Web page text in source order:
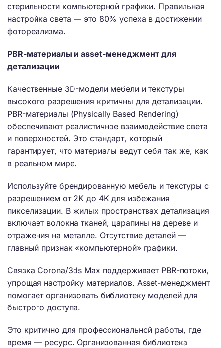
стерильности компьютерной графики. Правильная
настройка света — это 80% успеха в достижении
фотореализма.
PBR-материалы и asset-менеджмент для
детализации
Качественные 3D-модели мебели и текстуры
высокого разрешения критичны для детализации.
PBR-материалы (Physically Based Rendering)
обеспечивают реалистичное взаимодействие света
и поверхностей. Это стандарт, который
гарантирует, что материалы ведут себя так же, как
в реальном мире.
Используйте брендированную мебель и текстуры с
разрешением от 2K до 4K для избежания
пикселизации. В жилых пространствах детализация
включает волокна тканей, царапины на дереве и
отражения на металле. Отсутствие деталей —
главный признак «компьютерной» графики.
Связка Corona/3ds Max поддерживает PBR-потоки,
упрощая настройку материалов. Asset-менеджмент
помогает организовать библиотеку моделей для
быстрого доступа.
Это критично для профессиональной работы, где
время — ресурс. Организованная библиотека